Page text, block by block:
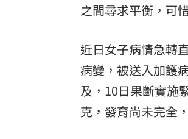
之間尋求平衡，可
近日女子病情急轉
病變，被送入加護
及，10日果斷實施
克，發育尚未完全